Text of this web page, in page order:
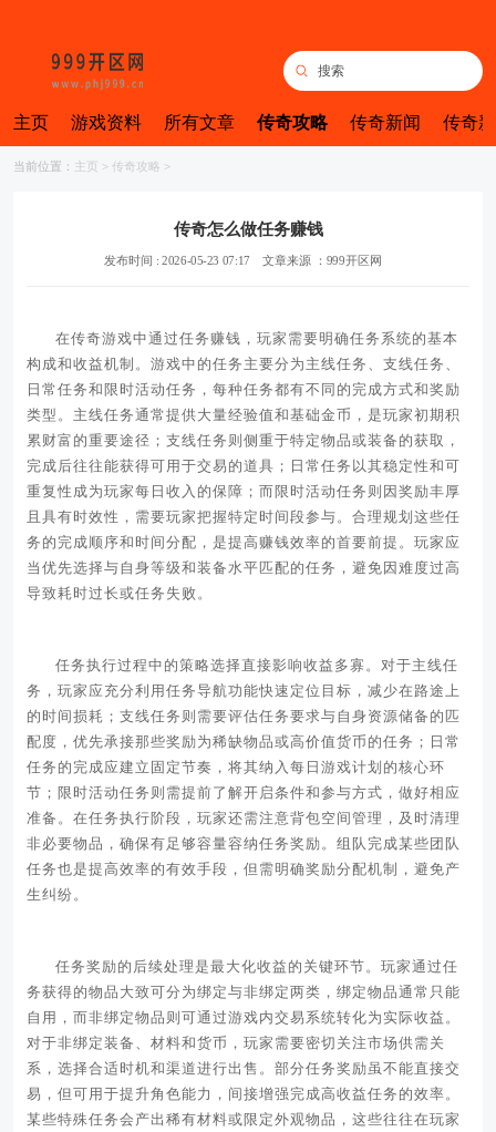
主页 游戏资料 所有文章 传奇攻略 传奇新闻 传奇
当前位置： 主页 > 传奇攻略 >
传奇怎么做任务赚钱
发布时间 : 2026-05-23 07:17 文章来源 ：999开区网
在传奇游戏中通过任务赚钱，玩家需要明确任务系统的基本
构成和收益机制。游戏中的任务主要分为主线任务、支线任务、
日常任务和限时活动任务，每种任务都有不同的完成方式和奖励
类型。主线任务通常提供大量经验值和基础金币，是玩家初期积
累财富的重要途径；支线任务则侧重于特定物品或装备的获取，
完成后往往能获得可用于交易的道具；日常任务以其稳定性和可
重复性成为玩家每日收入的保障；而限时活动任务则因奖励丰厚
且具有时效性，需要玩家把握特定时间段参与。合理规划这些任
务的完成顺序和时间分配，是提高赚钱效率的首要前提。玩家应
当优先选择与自身等级和装备水平匹配的任务，避免因难度过高
导致耗时过长或任务失败。
任务执行过程中的策略选择直接影响收益多寡。对于主线任
务，玩家应充分利用任务导航功能快速定位目标，减少在路途上
的时间损耗；支线任务则需要评估任务要求与自身资源储备的匹
配度，优先承接那些奖励为稀缺物品或高价值货币的任务；日常
任务的完成应建立固定节奏，将其纳入每日游戏计划的核心环
节；限时活动任务则需提前了解开启条件和参与方式，做好相应
准备。在任务执行阶段，玩家还需注意背包空间管理，及时清理
非必要物品，确保有足够容量容纳任务奖励。组队完成某些团队
任务也是提高效率的有效手段，但需明确奖励分配机制，避免产
生纠纷。
任务奖励的后续处理是最大化收益的关键环节。玩家通过任
务获得的物品大致可分为绑定与非绑定两类，绑定物品通常只能
自用，而非绑定物品则可通过游戏内交易系统转化为实际收益。
对于非绑定装备、材料和货币，玩家需要密切关注市场供需关
系，选择合适时机和渠道进行出售。部分任务奖励虽不能直接交
易，但可用于提升角色能力，间接增强完成高收益任务的效率。
某些特殊任务会产出稀有材料或限定外观物品，这些往往在玩家